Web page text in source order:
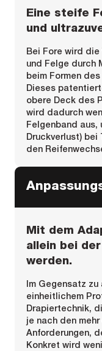
Eine steife
und
Bei Fore wird die
und Felge durch
beim Formen
Dieses
obere Deck des
wird dadurch
Felgenband aus,
Druckverlust) bei
den
Mit dem
allein bei
werden.
Im Gegensatz
einheitlichem
Drapiertechnik,
je nach den
Anforderungen,
Konkret wird